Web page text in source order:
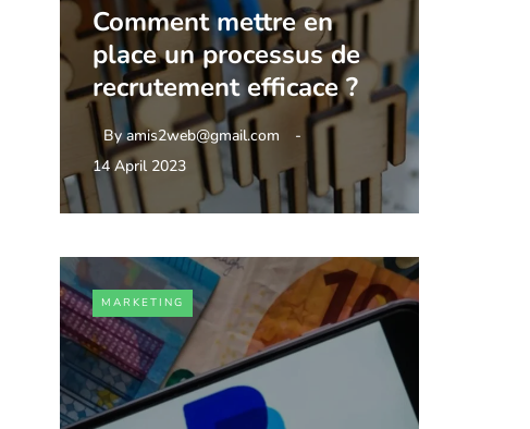
Comment mettre en
place un processus de
recrutement efficace ?
Byamis2web@gmail.com
14 April 2023
MARKETING